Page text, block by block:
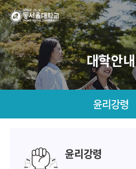
대학안내
윤리강령
윤리강령